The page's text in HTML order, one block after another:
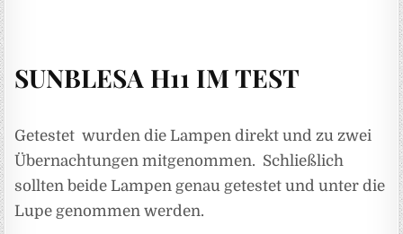
SUNBLESA H11 IM TEST
Getestet wurden die Lampen direkt und zu zwei
Übernachtungen mitgenommen. Schließlich
sollten beide Lampen genau getestet und unter die
Lupe genommen werden.